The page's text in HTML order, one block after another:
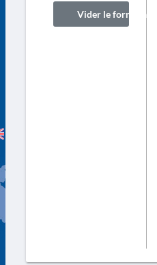
Vider le formulaire